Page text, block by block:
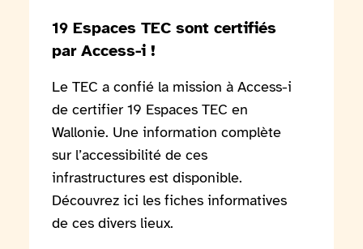
19 Espaces TEC sont certifiés
par Access-i !
Le TEC a confié la mission à Access-i
de certifier 19 Espaces TEC en
Wallonie. Une information complète
sur l’accessibilité de ces
infrastructures est disponible.
Découvrez ici les fiches informatives
de ces divers lieux.